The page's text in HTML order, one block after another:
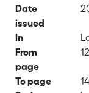
Date
issued
In
From
page
To page